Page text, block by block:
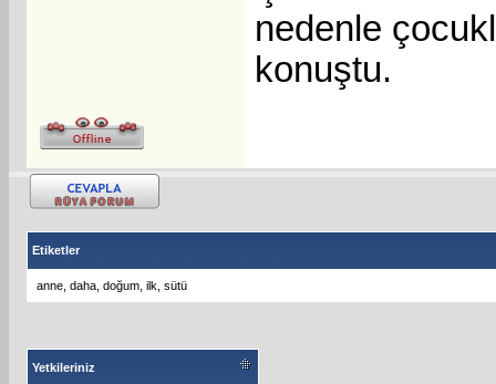
nedenle
konuştu.
Etiketler
anne daha doğum ilk sütü
Yetkileriniz